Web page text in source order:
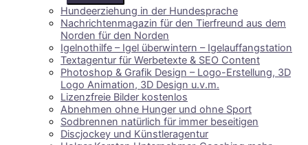
Hundeerziehung in der Hundesprache
Nachrichtenmagazin für den Tierfreund aus dem
Norden für den Norden
Igelnothilfe – Igel überwintern – Igelauffangstation
Textagentur für Werbetexte & SEO Content
Photoshop & Grafik Design – Logo-Erstellung, 3D
Logo Animation, 3D Design u.v.m.
Lizenzfreie Bilder kostenlos
Abnehmen ohne Hunger und ohne Sport
Sodbrennen natürlich für immer beseitigen
Discjockey und Künstleragentur